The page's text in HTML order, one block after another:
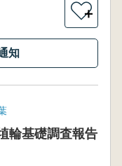
＋
知
輪基礎調査報告